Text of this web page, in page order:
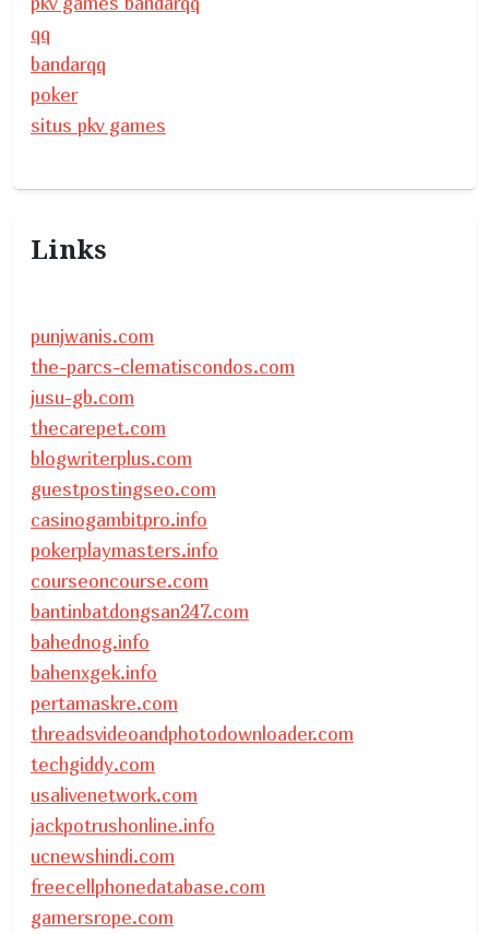
qq
bandarqq
poker
situs pkv games
Links
punjwanis.com
the-parcs-clematiscondos.com
jusu-gb.com
thecarepet.com
blogwriterplus.com
guestpostingseo.com
casinogambitpro.info
pokerplaymasters.info
courseoncourse.com
bantinbatdongsan247.com
bahednog.info
bahenxgek.info
pertamaskre.com
threadsvideoandphotodownloader.com
techgiddy.com
usalivenetwork.com
jackpotrushonline.info
ucnewshindi.com
freecellphonedatabase.com
gamersrope.com